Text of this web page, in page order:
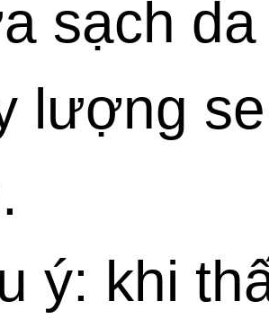
sạch
lượng
ý: khi